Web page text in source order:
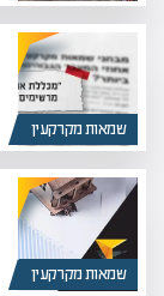
שמאות מקרקעין
שמאות מקרקעין